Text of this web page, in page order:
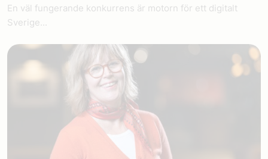
En väl fungerande konkurrens är motorn för ett digitalt
Sverige...